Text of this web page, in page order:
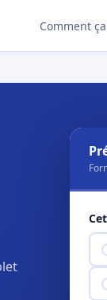
Comment